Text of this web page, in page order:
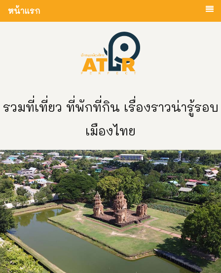
หน้าแรก
รวมที่เที่ยว ที่พักที่กิน เรื่องราวน่ารู้รอบ
เมืองไทย